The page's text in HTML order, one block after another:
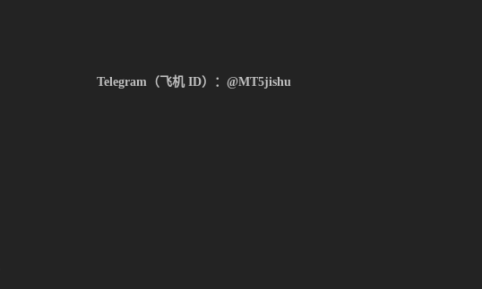
Telegram（飞机 ID）：@MT5jishu